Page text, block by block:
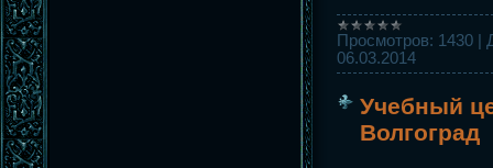
Просмотров: 1430
06.03.2014
Учебный
Волгоград